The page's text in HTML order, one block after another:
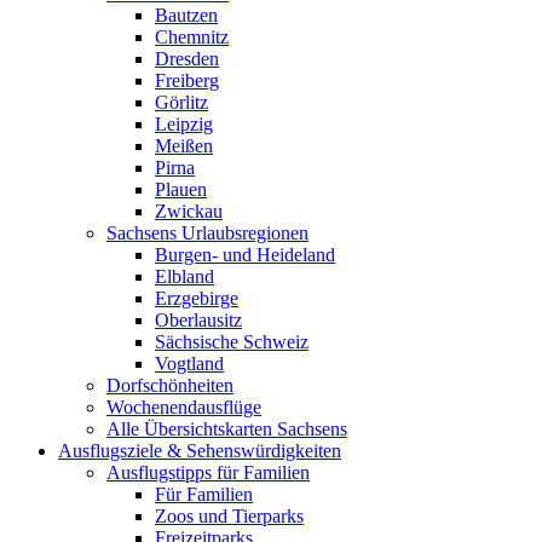
Bautzen
Chemnitz
Dresden
Freiberg
Görlitz
Leipzig
Meißen
Pirna
Plauen
Zwickau
Sachsens Urlaubsregionen
Burgen- und Heideland
Elbland
Erzgebirge
Oberlausitz
Sächsische Schweiz
Vogtland
Dorfschönheiten
Wochenendausflüge
Alle Übersichtskarten Sachsens
Ausflugsziele & Sehenswürdigkeiten
Ausflugstipps für Familien
Für Familien
Zoos und Tierparks
Freizeitparks